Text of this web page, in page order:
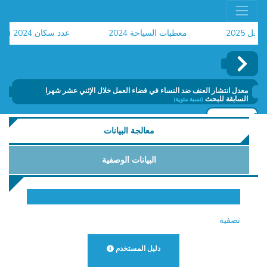
معطيات السياحة 2024 عدد سكان 2024 (الاحصاء العام للسكان والسكنى)
معدل انتشار العنف ضد النساء في فضاء العمل خلال الإثني عشر شهرا
السابقة للبحث (نسبة مئوية)
معالجة البيانات
البيانات الوصفية
تصفية
دليل المستخدم